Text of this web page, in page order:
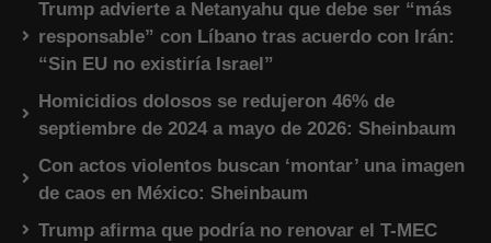
Trump advierte a Netanyahu que debe ser “más
responsable” con Líbano tras acuerdo con Irán:
“Sin EU no existiría Israel”
Homicidios dolosos se redujeron 46% de
septiembre de 2024 a mayo de 2026: Sheinbaum
Con actos violentos buscan ‘montar’ una imagen
de caos en México: Sheinbaum
Trump afirma que podría no renovar el T-MEC